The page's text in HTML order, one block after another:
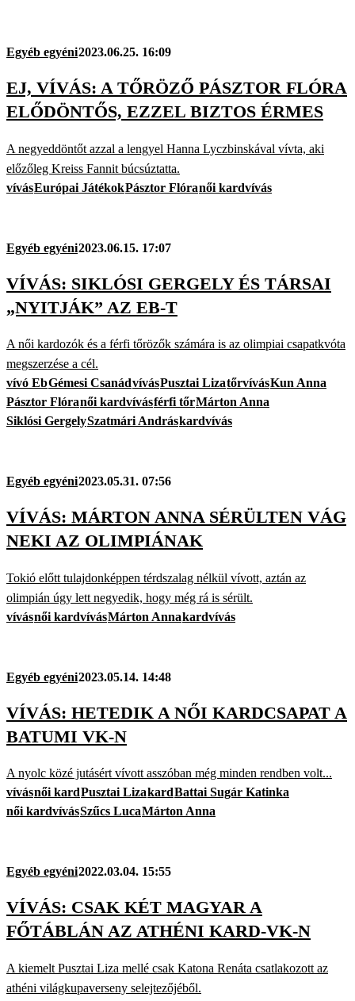
Egyéb egyéni2023.06.25. 16:09
EJ, VÍVÁS: A TŐRÖZŐ PÁSZTOR FLÓRA
ELŐDÖNTŐS, EZZEL BIZTOS ÉRMES
A negyeddöntőt azzal a lengyel Hanna Lyczbinskával vívta, aki
előzőleg Kreiss Fannit búcsúztatta.
vívásEurópai JátékokPásztor Flóranői kardvívás
Egyéb egyéni2023.06.15. 17:07
VÍVÁS: SIKLÓSI GERGELY ÉS TÁRSAI
„NYITJÁK” AZ EB-T
A női kardozók és a férfi tőrözők számára is az olimpiai csapatkvóta
megszerzése a cél.
vívó EbGémesi CsanádvívásPusztai LizatőrvívásKun Anna
Pásztor Flóranői kardvívásférfi tőrMárton Anna
Siklósi GergelySzatmári Andráskardvívás
Egyéb egyéni2023.05.31. 07:56
VÍVÁS: MÁRTON ANNA SÉRÜLTEN VÁG
NEKI AZ OLIMPIÁNAK
Tokió előtt tulajdonképpen térdszalag nélkül vívott, aztán az
olimpián úgy lett negyedik, hogy még rá is sérült.
vívásnői kardvívásMárton Annakardvívás
Egyéb egyéni2023.05.14. 14:48
VÍVÁS: HETEDIK A NŐI KARDCSAPAT A
BATUMI VK-N
A nyolc közé jutásért vívott asszóban még minden rendben volt...
vívásnői kardPusztai LizakardBattai Sugár Katinka
női kardvívásSzűcs LucaMárton Anna
Egyéb egyéni2022.03.04. 15:55
VÍVÁS: CSAK KÉT MAGYAR A
FŐTÁBLÁN AZ ATHÉNI KARD-VK-N
A kiemelt Pusztai Liza mellé csak Katona Renáta csatlakozott az
athéni világkupaverseny selejtezőjéből.